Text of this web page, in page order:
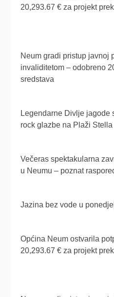
20,293.67 € za projekt
Neum gradi pristup javnoj
invaliditetom – odobreno
sredstava
Legendarne Divlje jagode
rock glazbe na Plaži Stella
Večeras spektakularna
u Neumu – poznat
Jazina bez vode u
Općina Neum ostvarila
20,293.67 € za projekt